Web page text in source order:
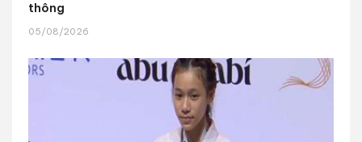
thông
05/08/2026